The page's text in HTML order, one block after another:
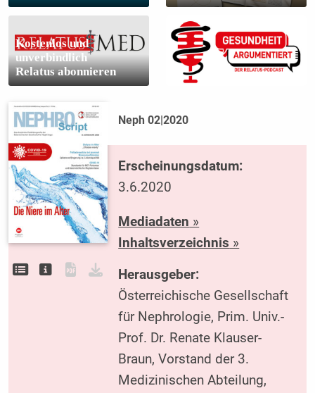
Kostenlos und
unverbindlich
Relatus abonnieren
Neph 02|2020
Erscheinungsdatum:
3.6.2020
Mediadaten »
Inhaltsverzeichnis »
Herausgeber:
Österreichische Gesellschaft
für Nephrologie, Prim. Univ.-
Prof. Dr. Renate Klauser-
Braun, Vorstand der 3.
Medizinischen Abteilung,